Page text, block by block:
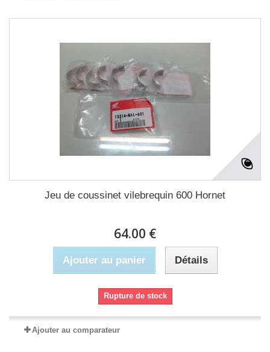
Jeu de coussinet vilebrequin 600 Hornet
64.00 €
Ajouter au panier Détails
Rupture de stock
Ajouter au comparateur